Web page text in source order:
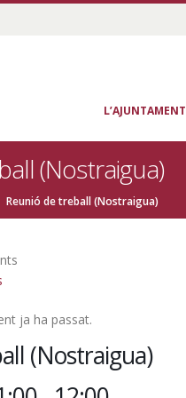
L’AJUNTAMENT
(Nostraigua)
Reunió de treball (Nostraigua)
ja ha passat.
(Nostraigua)